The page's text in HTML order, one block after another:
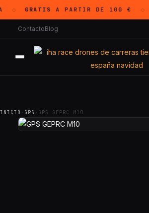
GRATISA PARTIR DE 100 €
ContactoBlog
INICIO · GPS · GPS GEPRC M10